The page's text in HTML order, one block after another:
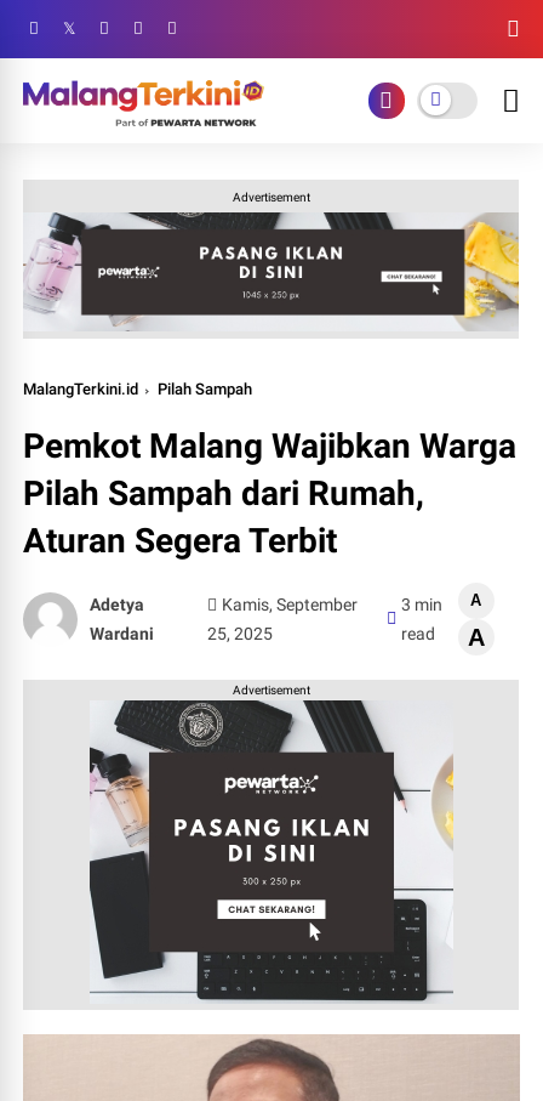
Advertisement
MalangTerkini.id Pilah Sampah
Pemkot Malang Wajibkan Warga
Pilah Sampah dari Rumah,
Aturan Segera Terbit
Adetya
Wardani
Kamis, September
25, 2025
3 min
read
A
A
Advertisement